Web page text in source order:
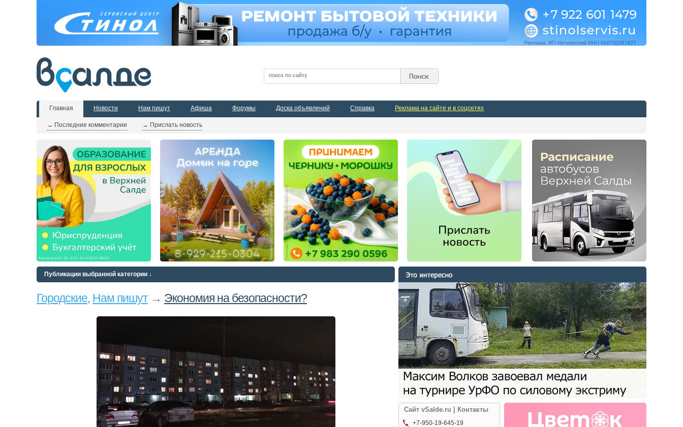
Главная
→ Последние комментарии → Прислать новость
Новости Нам пишут Афиша Форумы Доска объявлений Справка Реклама на сайте и в соцсетях
Публикации выбранной категории ↓
Городские, Нам пишут→ Экономия на безопасности?
Сайт vSalde.ru | Контакты
+7-950-19-645-19